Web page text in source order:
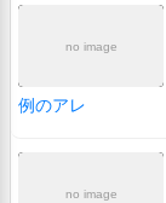
no image
例のアレ
no image